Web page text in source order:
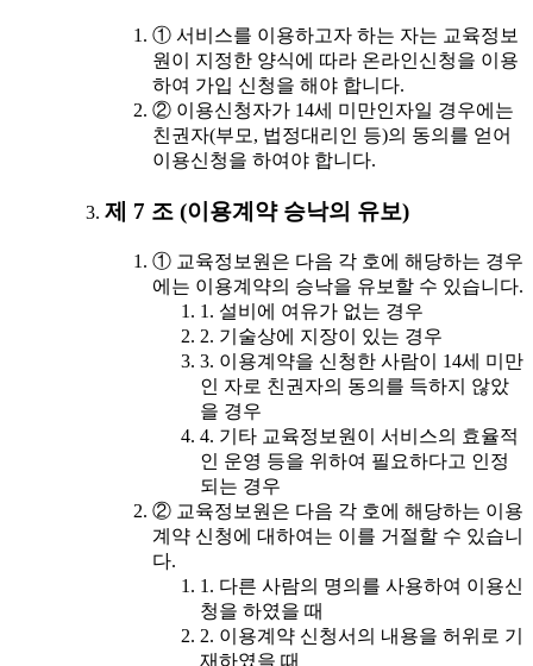
① 서비스를 이용하고자 하는 자는 교육정보
원이 지정한 양식에 따라 온라인신청을 이용
하여 가입 신청을 해야 합니다.
② 이용신청자가 14세 미만인자일 경우에는
친권자(부모, 법정대리인 등)의 동의를 얻어
이용신청을 하여야 합니다.
제 7 조 (이용계약 승낙의 유보)
① 교육정보원은 다음 각 호에 해당하는 경우
에는 이용계약의 승낙을 유보할 수 있습니다.
1. 설비에 여유가 없는 경우
2. 기술상에 지장이 있는 경우
3. 이용계약을 신청한 사람이 14세 미만
인 자로 친권자의 동의를 득하지 않았
을 경우
4. 기타 교육정보원이 서비스의 효율적
인 운영 등을 위하여 필요하다고 인정
되는 경우
② 교육정보원은 다음 각 호에 해당하는 이용
계약 신청에 대하여는 이를 거절할 수 있습니
다.
1. 다른 사람의 명의를 사용하여 이용신
청을 하였을 때
2. 이용계약 신청서의 내용을 허위로 기
재하였을 때